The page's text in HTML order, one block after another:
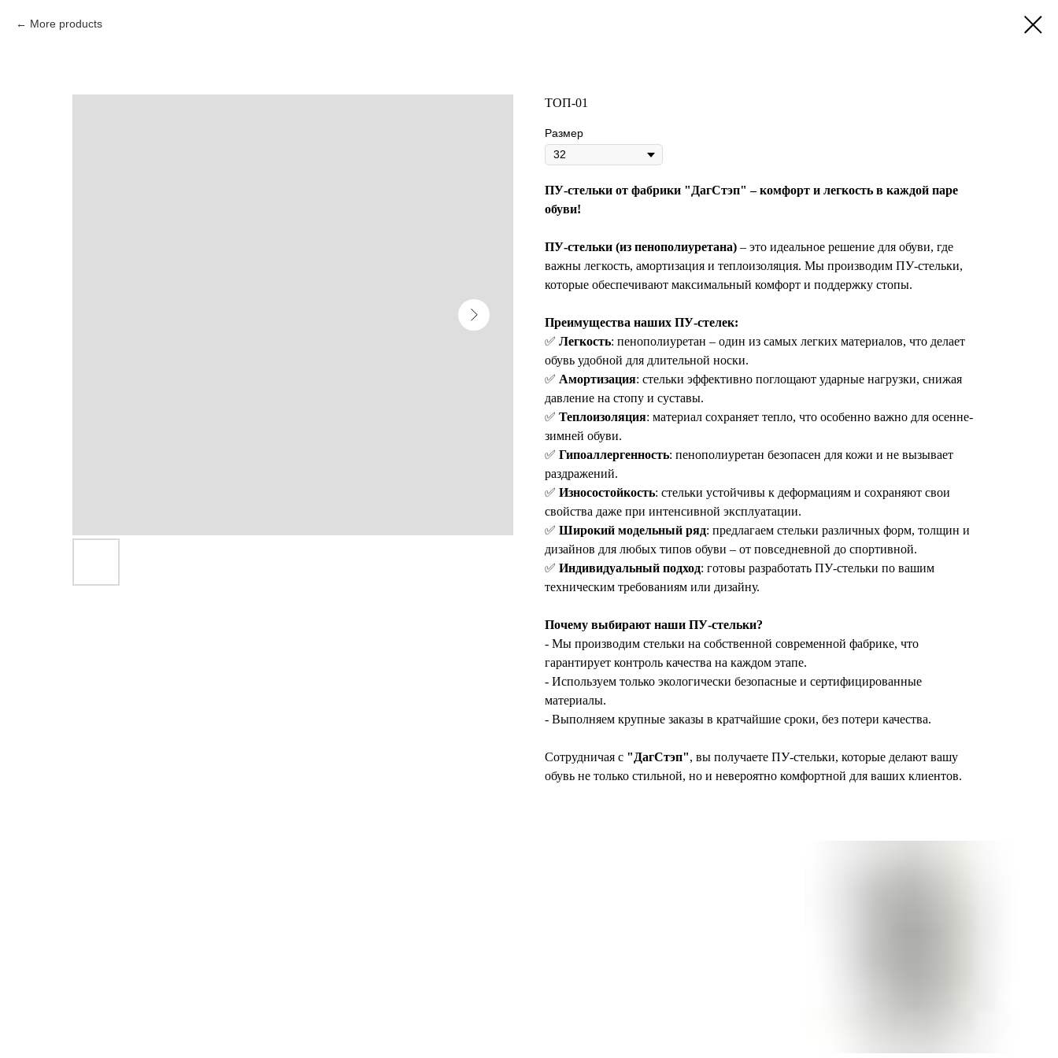
More products
ТОП-01
Размер
ПУ-стельки от фабрики "ДагСтэп" – комфорт и легкость в каждой паре
обуви!
ПУ-стельки (из пенополиуретана) – это идеальное решение для обуви, где
важны легкость, амортизация и теплоизоляция. Мы производим ПУ-стельки,
которые обеспечивают максимальный комфорт и поддержку стопы.
Преимущества наших ПУ-стелек:
✅ Легкость: пенополиуретан – один из самых легких материалов, что делает
обувь удобной для длительной носки.
✅ Амортизация: стельки эффективно поглощают ударные нагрузки, снижая
давление на стопу и суставы.
✅ Теплоизоляция: материал сохраняет тепло, что особенно важно для осенне-
зимней обуви.
✅ Гипоаллергенность: пенополиуретан безопасен для кожи и не вызывает
раздражений.
✅ Износостойкость: стельки устойчивы к деформациям и сохраняют свои
свойства даже при интенсивной эксплуатации.
✅ Широкий модельный ряд: предлагаем стельки различных форм, толщин и
дизайнов для любых типов обуви – от повседневной до спортивной.
✅ Индивидуальный подход: готовы разработать ПУ-стельки по вашим
техническим требованиям или дизайну.
Почему выбирают наши ПУ-стельки?
- Мы производим стельки на собственной современной фабрике, что
гарантирует контроль качества на каждом этапе.
- Используем только экологически безопасные и сертифицированные
материалы.
- Выполняем крупные заказы в кратчайшие сроки, без потери качества.
Сотрудничая с "ДагСтэп", вы получаете ПУ-стельки, которые делают вашу
обувь не только стильной, но и невероятно комфортной для ваших клиентов.